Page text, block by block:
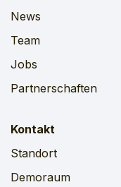
News
Team
Jobs
Partnerschaften
Kontakt
Standort
Demoraum